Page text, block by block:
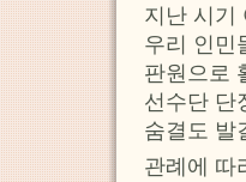
지난 시기
우리 인민
판원으로
선수단 단
숨결도 발
관례에 따